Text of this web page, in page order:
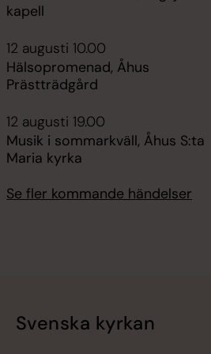
kapell
12 augusti 10.00
Hälsopromenad, Åhus
Prästträdgård
12 augusti 19.00
Musik i sommarkväll, Åhus S:ta
Maria kyrka
Se fler kommande händelser
Svenska kyrkan